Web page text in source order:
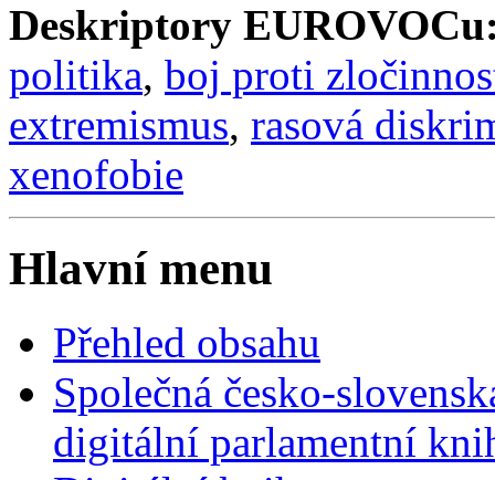
Deskriptory
politika, boj proti
extremismus, rasová
xenofobie
Hlavní menu
Přehled obsahu
Společná česko-
digitální parlamentní